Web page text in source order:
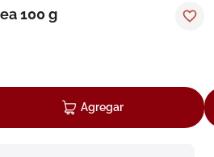
100 g
Agregar